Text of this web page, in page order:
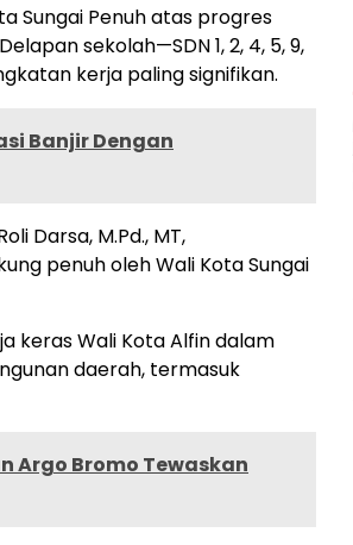
Sungai Penuh atas progres
sekolah—SDN 1, 2, 4, 5, 9,
kerja paling signifikan.
Banjir Dengan
Darsa, M.Pd., MT,
penuh oleh Wali Kota Sungai
keras Wali Kota Alfin dalam
daerah, termasuk
Argo Bromo Tewaskan